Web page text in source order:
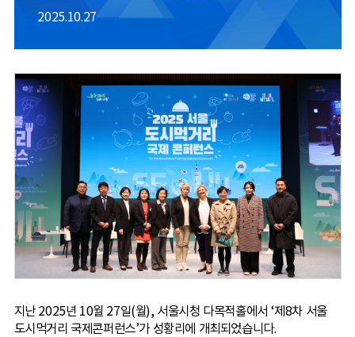
2025.10.27
지난 2025년 10월 27일(월), 서울시청 다목적홀에서 ‘제8차 서울
도시먹거리 국제콘퍼런스’가 성황리에 개최되었습니다.